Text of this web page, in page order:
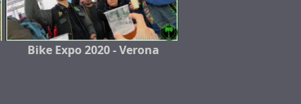
Bike Expo 2020 - Verona